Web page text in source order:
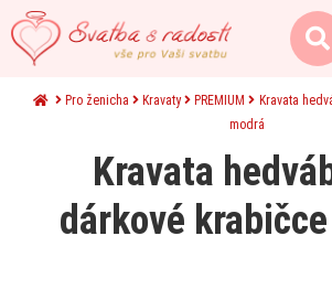
Pro ženicha Kravaty PREMIUM
Kravata
modrá
Kravata
dárkové